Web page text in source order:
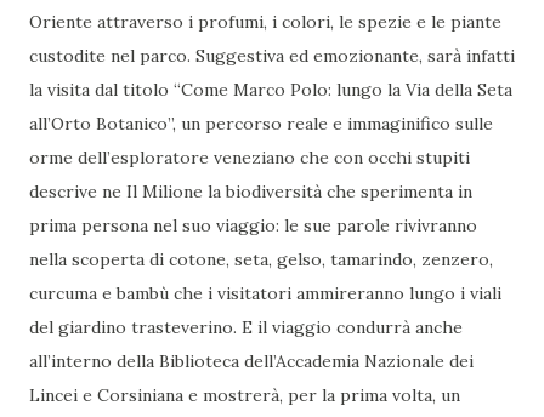
Oriente attraverso i profumi, i colori, le spezie e le piante
custodite nel parco. Suggestiva ed emozionante, sarà infatti
la visita dal titolo “Come Marco Polo: lungo la Via della Seta
all’Orto Botanico”, un percorso reale e immaginifico sulle
orme dell’esploratore veneziano che con occhi stupiti
descrive ne Il Milione la biodiversità che sperimenta in
prima persona nel suo viaggio: le sue parole rivivranno
nella scoperta di cotone, seta, gelso, tamarindo, zenzero,
curcuma e bambù che i visitatori ammireranno lungo i viali
del giardino trasteverino. E il viaggio condurrà anche
all’interno della Biblioteca dell’Accademia Nazionale dei
Lincei e Corsiniana e mostrerà, per la prima volta, un